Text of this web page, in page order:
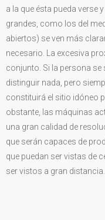
a la que ésta pueda verse
grandes, como los del
abiertos) se ven más
necesario. La excesiva
conjunto. Si la persona
distinguir nada, pero
constituirá el sitio idóneo
obstante, las máquinas
una gran calidad de
que serán capaces de
que puedan ser vistas de
ser vistos a gran